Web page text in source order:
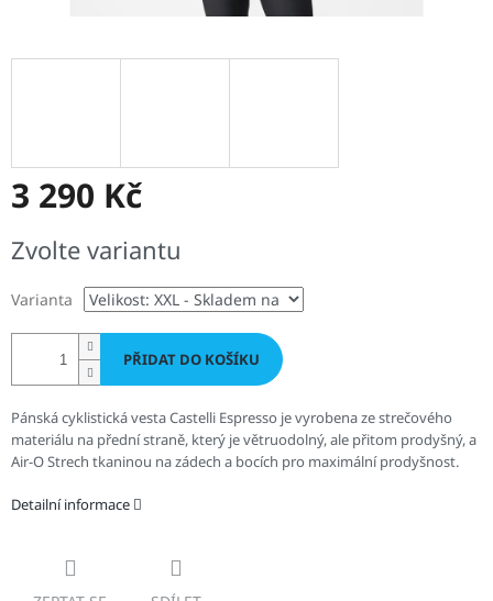
3 290 Kč
cena:
Zvolte variantu
Varianta
PŘIDAT DO KOŠÍKU
Pánská cyklistická vesta Castelli Espresso je vyrobena ze strečového
materiálu na přední straně, který je větruodolný, ale přitom prodyšný, a
Air-O Strech tkaninou na zádech a bocích pro maximální prodyšnost.
Detailní informace